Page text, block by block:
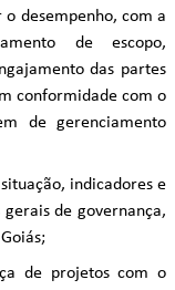
desempenho, com a
de escopo,
das partes
conformidade com o
de gerenciamento
indicadores e
de governança,
de projetos com o